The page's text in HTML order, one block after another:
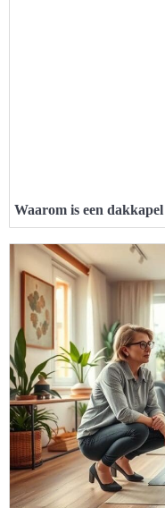
Waarom is een